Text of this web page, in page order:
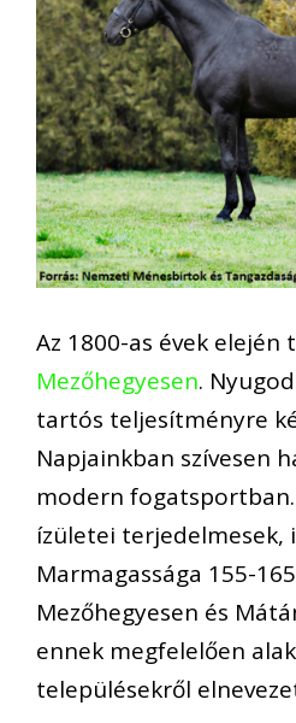
Az 1800-as évek
Mezőhegyesen.
tartós teljesítményre
Napjainkban szívesen
modern
ízületei terjedelmesek,
Marmagassága 155-
Mezőhegyesen és
ennek megfelelően
településekről